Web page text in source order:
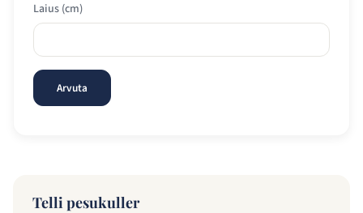
Laius (cm)
Arvuta
Telli pesukuller